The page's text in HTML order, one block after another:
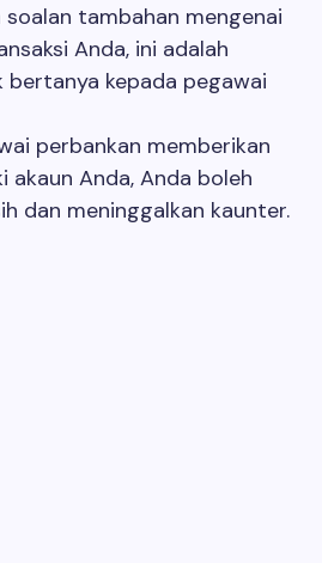
soalan tambahan mengenai
Anda, ini adalah
bertanya kepada pegawai
perbankan memberikan
akaun Anda, Anda boleh
dan meninggalkan kaunter.